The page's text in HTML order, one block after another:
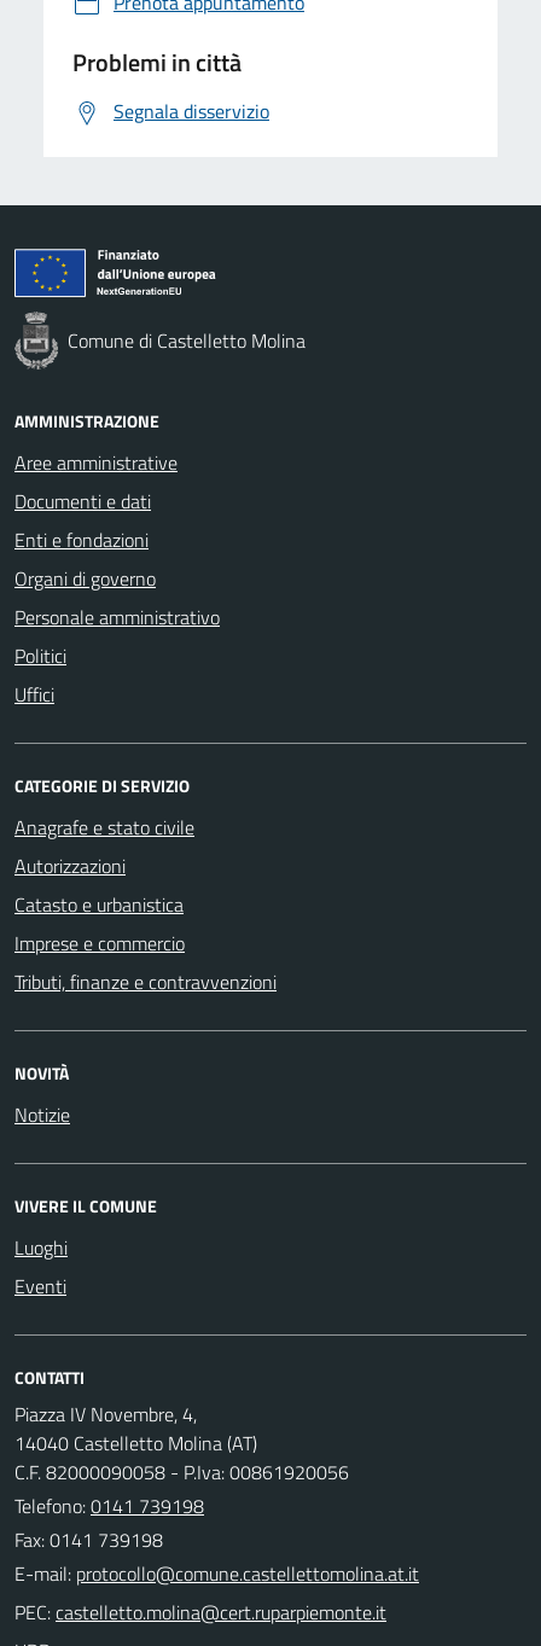
Problemi in città
Segnala disservizio
Comune di Castelletto Molina
AMMINISTRAZIONE
Aree amministrative
Documenti e dati
Enti e fondazioni
Organi di governo
Personale amministrativo
Politici
Uffici
CATEGORIE DI SERVIZIO
Anagrafe e stato civile
Autorizzazioni
Catasto e urbanistica
Imprese e commercio
Tributi, finanze e contravvenzioni
NOVITÀ
Notizie
VIVERE IL COMUNE
Luoghi
Eventi
CONTATTI
Piazza IV Novembre, 4,
14040 Castelletto Molina (AT)
C.F. 82000090058 - P.Iva: 00861920056
Telefono:0141 739198
Fax: 0141 739198
E-mail:
PEC: